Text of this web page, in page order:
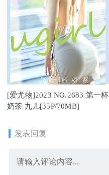
[爱尤物]2023 NO.2683 第一杯
奶茶 九儿[35P/70MB]
发表回复